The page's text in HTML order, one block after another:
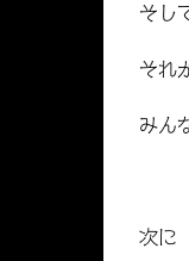
そし
それ
みん
次に